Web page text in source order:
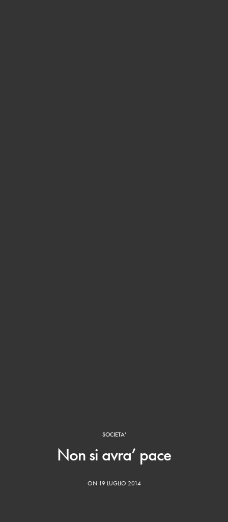
SOCIETA'
Non si avra’ pace
ON 19 LUGLIO 2014